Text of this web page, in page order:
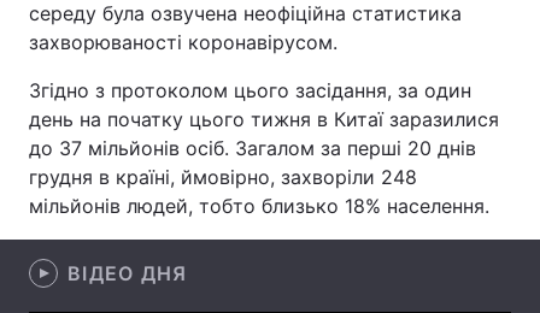
Спорт Наука
Техно і зв'язок Лайт
Зброя Інциденти
Здоров'я Туризм
середу була озвучена неофіційна статистика
захворюваності коронавірусом.
Згідно з протоколом цього засідання, за один
день на початку цього тижня в Китаї заразилися
до 37 мільйонів осіб. Загалом за перші 20 днів
грудня в країні, ймовірно, захворіли 248
мільйонів людей, тобто близько 18% населення.
ВІДЕО ДНЯ